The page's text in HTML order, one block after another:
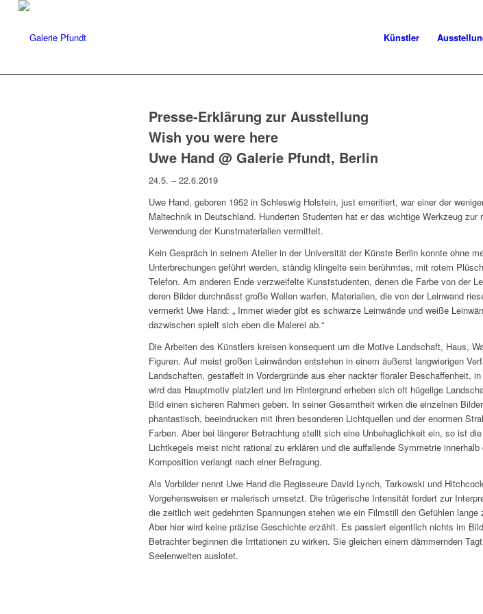
Künstler
Presse-Erklärung zur Ausstellung
Wish you were here
Uwe Hand @ Galerie Pfundt, Berlin
24.5. – 22.6.2019
Uwe Hand, geboren 1952 in Schleswig Holstein, just emeritiert, war einer der
Maltechnik in Deutschland. Hunderten Studenten hat er das wichtige Werkzeug zur
Verwendung der Kunstmaterialien vermittelt.
Kein Gespräch in seinem Atelier in der Universität der Künste Berlin konnte ohne
Unterbrechungen geführt werden, ständig klingelte sein berühmtes, mit rotem
Telefon. Am anderen Ende verzweifelte Kunststudenten, denen die Farbe von der
deren Bilder durchnässt große Wellen warfen, Materialien, die von der Leinwand
vermerkt Uwe Hand: „ Immer wieder gibt es schwarze Leinwände und weiße
dazwischen spielt sich eben die Malerei ab.“
Die Arbeiten des Künstlers kreisen konsequent um die Motive Landschaft, Haus,
Figuren. Auf meist großen Leinwänden entstehen in einem äußerst langwierigen
Landschaften, gestaffelt in Vordergründe aus eher nackter floraler Beschaffenheit,
wird das Hauptmotiv platziert und im Hintergrund erheben sich oft hügelige
Bild einen sicheren Rahmen geben. In seiner Gesamtheit wirken die einzelnen
phantastisch, beeindrucken mit ihren besonderen Lichtquellen und der enormen
Farben. Aber bei längerer Betrachtung stellt sich eine Unbehaglichkeit ein, so ist
Lichtkegels meist nicht rational zu erklären und die auffallende Symmetrie innerhalb
Komposition verlangt nach einer Befragung.
Als Vorbilder nennt Uwe Hand die Regisseure David Lynch, Tarkowski und
Vorgehensweisen er malerisch umsetzt. Die trügerische Intensität fordert zur
die zeitlich weit gedehnten Spannungen stehen wie ein Filmstill den Gefühlen lange
Aber hier wird keine präzise Geschichte erzählt. Es passiert eigentlich nichts im
Betrachter beginnen die Irritationen zu wirken. Sie gleichen einem dämmernden
Seelenwelten auslotet.